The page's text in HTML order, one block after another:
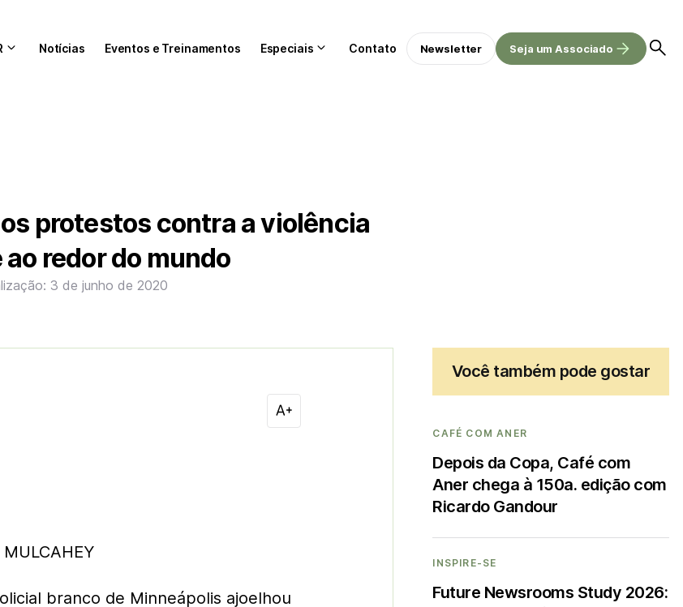
Notícias Eventos e Treinamentos Especiais Contato Newsletter Seja um Associado
protestos contra a violência
redor do mundo
3 de junho de 2020
branco de Minneápolis ajoelhou
Você também pode gostar
CAFÉ COM ANER
Depois da Copa, Café com
Aner chega à 150a. edição com
Ricardo Gandour
INSPIRE-SE
Future Newsrooms Study 2026: